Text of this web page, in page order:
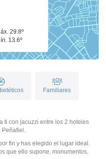
29.8º
13.6º
Familiares
ti con jacuzzi entre los 2 hoteles
fin y has elegido el lugar ideal.
que ello supone, monumentos,